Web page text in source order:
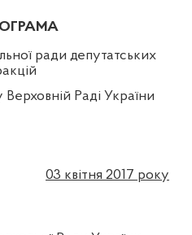
ради депутатських
Раді України
03 квітня 2017 року